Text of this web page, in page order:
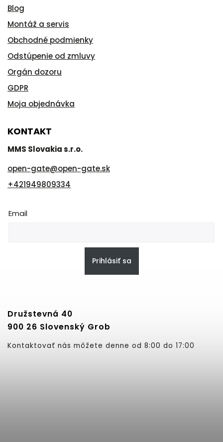
Blog
Montáž a servis
Obchodné podmienky
Odstúpenie od zmluvy
Orgán dozoru
GDPR
Moja objednávka
KONTAKT
MMS Slovakia s.r.o.
open-gate@open-gate.sk
+421949809334
Email
Prihlásiť sa
Družstevná 40
900 26 Slovenský Grob
Kontaktovať nás môžete denne od 8:00 do 17:00